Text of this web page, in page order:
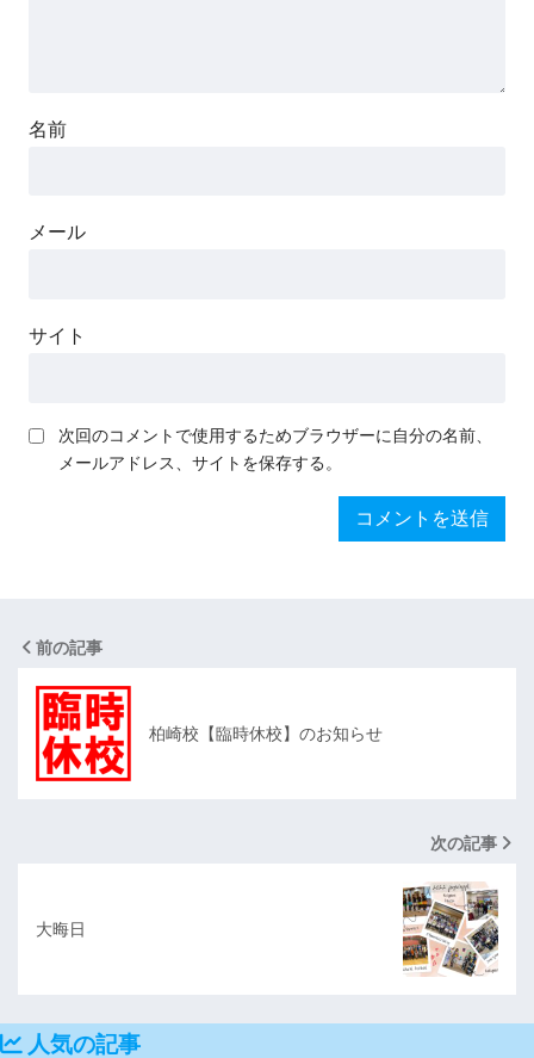
名前
メール
サイト
次回のコメントで使用するためブラウザーに自分の名前、
メールアドレス、サイトを保存する。
前の記事
柏崎校【臨時休校】のお知らせ
次の記事
大晦日
人気の記事